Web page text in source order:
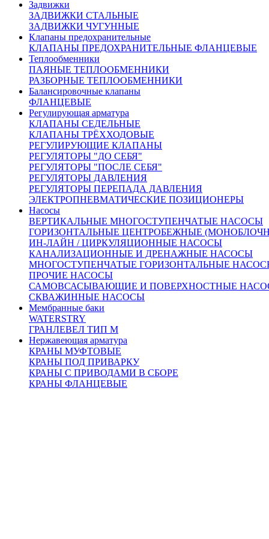
Задвижки
ЗАДВИЖКИ СТАЛЬНЫЕ
ЗАДВИЖКИ ЧУГУННЫЕ
Клапаны предохранительные
КЛАПАНЫ ПРЕДОХРАНИТЕЛЬНЫЕ ФЛАНЦЕВЫЕ
Теплообменники
ПАЯНЫЕ ТЕПЛООБМЕННИКИ
РАЗБОРНЫЕ ТЕПЛООБМЕННИКИ
Балансировочные клапаны
ФЛАНЦЕВЫЕ
Регулирующая арматура
КЛАПАНЫ СЕДЕЛЬНЫЕ
КЛАПАНЫ ТРЁХХОДОВЫЕ
РЕГУЛИРУЮЩИЕ КЛАПАНЫ
РЕГУЛЯТОРЫ "ДО СЕБЯ"
РЕГУЛЯТОРЫ "ПОСЛЕ СЕБЯ"
РЕГУЛЯТОРЫ ДАВЛЕНИЯ
РЕГУЛЯТОРЫ ПЕРЕПАДА ДАВЛЕНИЯ
ЭЛЕКТРОПНЕВМАТИЧЕСКИЕ ПОЗИЦИОНЕРЫ
Насосы
ВЕРТИКАЛЬНЫЕ МНОГОСТУПЕНЧАТЫЕ НАСОСЫ
ГОРИЗОНТАЛЬНЫЕ ЦЕНТРОБЕЖНЫЕ
ИН-ЛАЙН / ЦИРКУЛЯЦИОННЫЕ НАСОСЫ
КАНАЛИЗАЦИОННЫЕ И ДРЕНАЖНЫЕ НАСОСЫ
МНОГОСТУПЕНЧАТЫЕ ГОРИЗОНТАЛЬНЫЕ
ПРОЧИЕ НАСОСЫ
САМОВСАСЫВАЮЩИЕ И ПОВЕРХНОСТНЫЕ
СКВАЖИННЫЕ НАСОСЫ
Мембранные баки
WATERSTRY
ГРАНЛЕВЕЛ ТИП М
Нержавеющая арматура
КРАНЫ МУФТОВЫЕ
КРАНЫ ПОД ПРИВАРКУ
КРАНЫ С ПРИВОДАМИ В СБОРЕ
КРАНЫ ФЛАНЦЕВЫЕ
основании счета. Счет формирует ваш персональный
менеджер после подтверждения заказа
Доставка:
По Москве и области:
Бесплатная доставка при заказе от 50000 рублей в пределах
МКАД
Бесплатная доставка до пункта приема/выдачи транспортной
компании
Доставка по Москве и области от 2000 рублей
Курьерская – наш менеджер оформит Вам доставку товара
курьером.После комплектации заказа на складе, Курьерская
служба свяжется с вами и уточнит детали доставки.
По России:
С помощью крупнейших транспортных компаний мы
доставим ваш груз в любую точку России.
Сроки доставки:
Все вопросы по доставке вы можете задать нашим
менеджерам
Москва и Московская область 3 рабочих дня
Доставка в другие регионы России рассчитывается
индивидуально, с учетом удаленности и ваших пожеланий
Похожие товары: